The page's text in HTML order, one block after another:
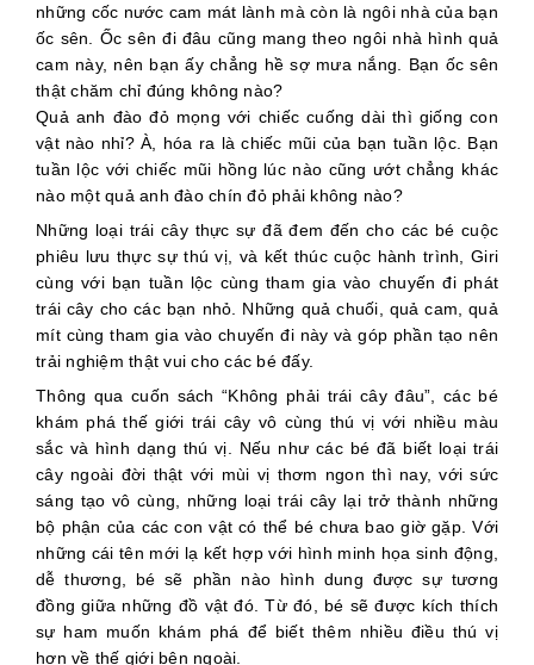
những cốc nước cam mát lành mà còn là ngôi nhà của bạn
ốc sên. Ốc sên đi đâu cũng mang theo ngôi nhà hình quả
cam này, nên bạn ấy chẳng hề sợ mưa nắng. Bạn ốc sên
thật chăm chỉ đúng không nào?
Quả anh đào đỏ mọng với chiếc cuống dài thì giống con
vật nào nhỉ? À, hóa ra là chiếc mũi của bạn tuần lộc. Bạn
tuần lộc với chiếc mũi hồng lúc nào cũng ướt chẳng khác
nào một quả anh đào chín đỏ phải không nào?
Những loại trái cây thực sự đã đem đến cho các bé cuộc
phiêu lưu thực sự thú vị, và kết thúc cuộc hành trình, Giri
cùng với bạn tuần lộc cùng tham gia vào chuyến đi phát
trái cây cho các bạn nhỏ. Những quả chuối, quả cam, quả
mít cùng tham gia vào chuyến đi này và góp phần tạo nên
trải nghiệm thật vui cho các bé đấy.
Thông qua cuốn sách “Không phải trái cây đâu”, các bé
khám phá thế giới trái cây vô cùng thú vị với nhiều màu
sắc và hình dạng thú vị. Nếu như các bé đã biết loại trái
cây ngoài đời thật với mùi vị thơm ngon thì nay, với sức
sáng tạo vô cùng, những loại trái cây lại trở thành những
bộ phận của các con vật có thể bé chưa bao giờ gặp. Với
những cái tên mới lạ kết hợp với hình minh họa sinh động,
dễ thương, bé sẽ phần nào hình dung được sự tương
đồng giữa những đồ vật đó. Từ đó, bé sẽ được kích thích
sự ham muốn khám phá để biết thêm nhiều điều thú vị
hơn về thế giới bên ngoài.